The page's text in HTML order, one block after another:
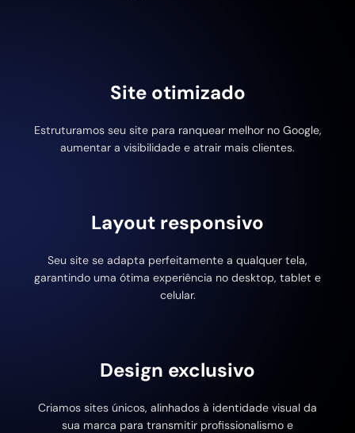
Site otimizado
Estruturamos seu site para ranquear melhor no Google,
aumentar a visibilidade e atrair mais clientes.
Layout responsivo
Seu site se adapta perfeitamente a qualquer tela,
garantindo uma ótima experiência no desktop, tablet e
celular.
Design exclusivo
Criamos sites únicos, alinhados à identidade visual da
sua marca para transmitir profissionalismo e